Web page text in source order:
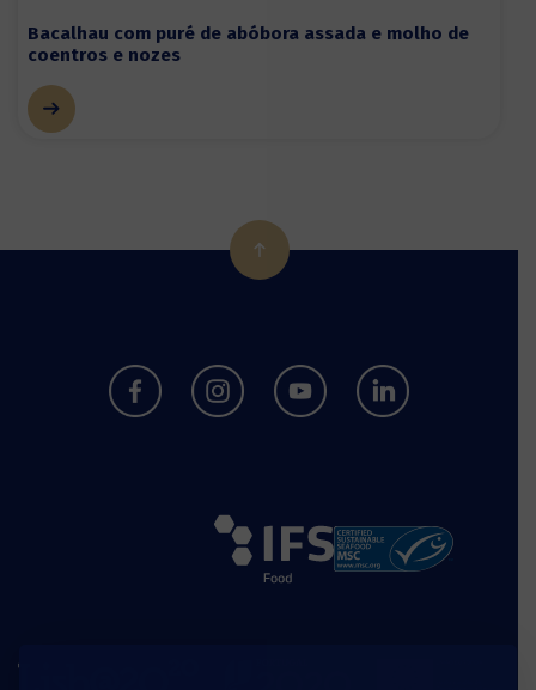
Bacalhau com puré de abóbora assada e molho de
coentros e nozes